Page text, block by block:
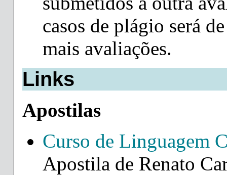
casos de plágio será
mais avaliações.
Links
Apostilas
Curso de Linguagem
Apostila de Renato